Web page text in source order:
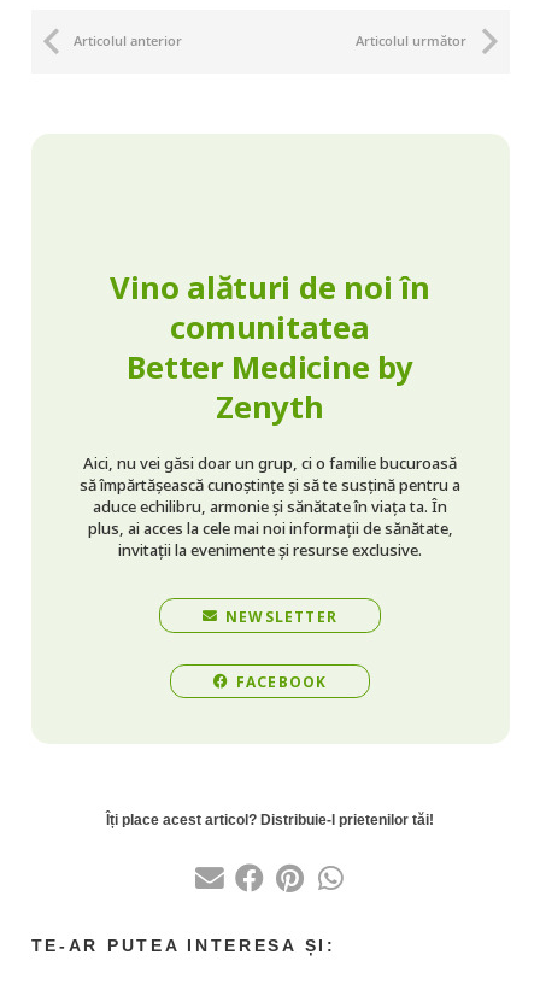
Articolul anterior Articolul următor
Vino alături de noi în
comunitatea
Better Medicine by
Zenyth
Aici, nu vei găsi doar un grup, ci o familie bucuroasă
să împărtășească cunoștințe și să te susțină pentru a
aduce echilibru, armonie și sănătate în viața ta. În
plus, ai acces la cele mai noi informații de sănătate,
invitații la evenimente și resurse exclusive.
NEWSLETTER
FACEBOOK